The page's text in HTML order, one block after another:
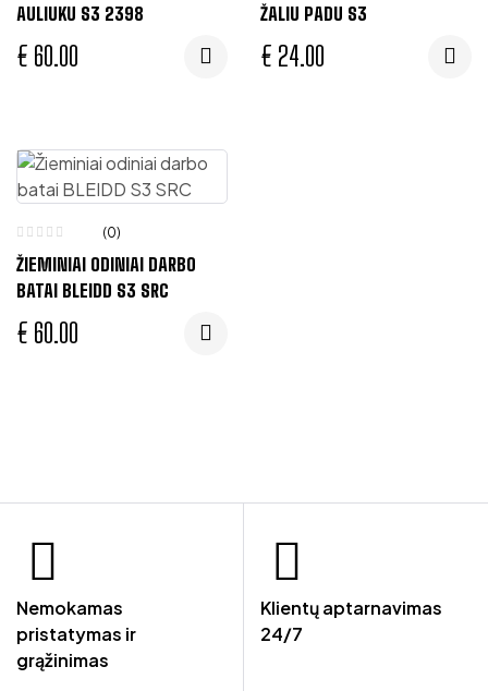
AULIUKU S3 2398
€ 60.00
ŽALIU PADU S3
€ 24.00
(0)
ŽIEMINIAI ODINIAI DARBO
BATAI BLEIDD S3 SRC
€ 60.00
Nemokamas
pristatymas ir
grąžinimas
Klientų aptarnavimas
24/7